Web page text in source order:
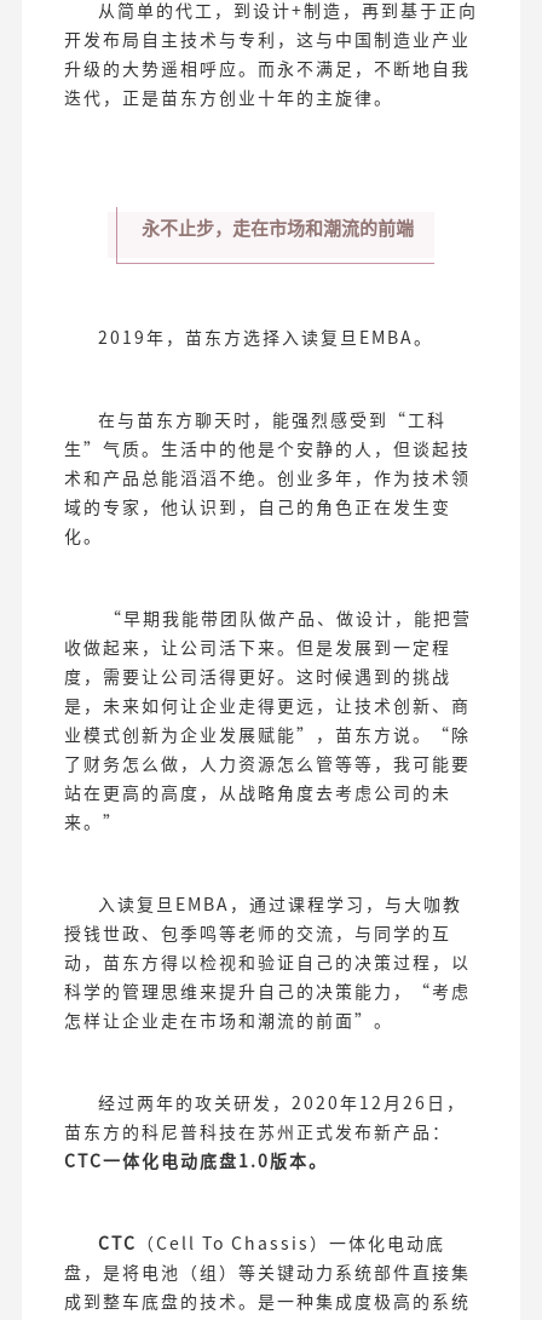
从简单的代工，到设计+制造，再到基于正向
开发布局自主技术与专利，这与中国制造业产业
升级的大势遥相呼应。而永不满足，不断地自我
迭代，正是苗东方创业十年的主旋律。
永不止步，走在市场和潮流的前端
2019年，苗东方选择入读复旦EMBA。
在与苗东方聊天时，能强烈感受到“工科
生”气质。生活中的他是个安静的人，但谈起技
术和产品总能滔滔不绝。创业多年，作为技术领
域的专家，他认识到，自己的角色正在发生变
化。
“早期我能带团队做产品、做设计，能把营
收做起来，让公司活下来。但是发展到一定程
度，需要让公司活得更好。这时候遇到的挑战
是，未来如何让企业走得更远，让技术创新、商
业模式创新为企业发展赋能”，苗东方说。“除
了财务怎么做，人力资源怎么管等等，我可能要
站在更高的高度，从战略角度去考虑公司的未
来。”
入读复旦EMBA，通过课程学习，与大咖教
授钱世政、包季鸣等老师的交流，与同学的互
动，苗东方得以检视和验证自己的决策过程，以
科学的管理思维来提升自己的决策能力，“考虑
怎样让企业走在市场和潮流的前面”。
经过两年的攻关研发，2020年12月26日，
苗东方的科尼普科技在苏州正式发布新产品：
CTC一体化电动底盘1.0版本。
CTC
（Cell To Chassis）一体化电动底
盘，是将电池（组）等关键动力系统部件直接集
成到整车底盘的技术。是一种集成度极高的系统